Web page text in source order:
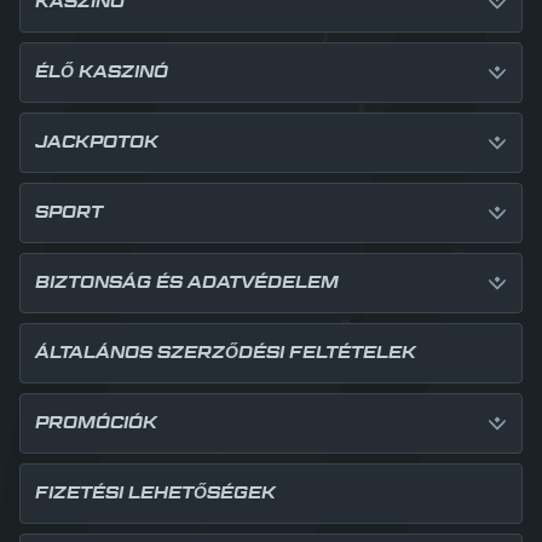
ÉLŐ KASZINÓ
JACKPOTOK
SPORT
BIZTONSÁG ÉS ADATVÉDELEM
ÁLTALÁNOS SZERZŐDÉSI FELTÉTELEK
PROMÓCIÓK
FIZETÉSI LEHETŐSÉGEK